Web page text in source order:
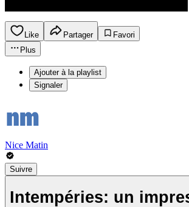
Like Partager
Favori
Plus
Ajouter à la playlist
Signaler
Nice Matin
Suivre
Intempéries: un